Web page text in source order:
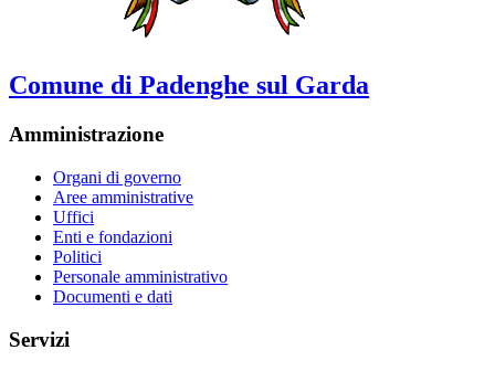
Comune di Padenghe sul Garda
Amministrazione
Organi di governo
Aree amministrative
Uffici
Enti e fondazioni
Politici
Personale amministrativo
Documenti e dati
Servizi